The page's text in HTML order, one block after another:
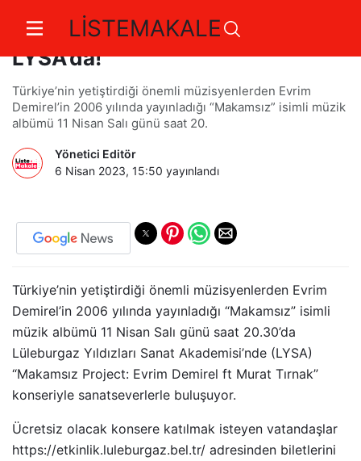
LİSTEMAKALE
Evrim Demirel'in “Makamsız'ı"
LYSA'da!
Türkiye’nin yetiştirdiği önemli müzisyenlerden Evrim
Demirel’in 2006 yılında yayınladığı “Makamsız” isimli müzik
albümü 11 Nisan Salı günü saat 20.
Yönetici Editör
6 Nisan 2023, 15:50 yayınlandı
Türkiye’nin yetiştirdiği önemli müzisyenlerden Evrim
Demirel’in 2006 yılında yayınladığı “Makamsız” isimli
müzik albümü 11 Nisan Salı günü saat 20.30’da
Lüleburgaz Yıldızları Sanat Akademisi’nde (LYSA)
“Makamsız Project: Evrim Demirel ft Murat Tırnak”
konseriyle sanatseverlerle buluşuyor.
Ücretsiz olacak konsere katılmak isteyen vatandaşlar
https://etkinlik.luleburgaz.bel.tr/ adresinden biletlerini